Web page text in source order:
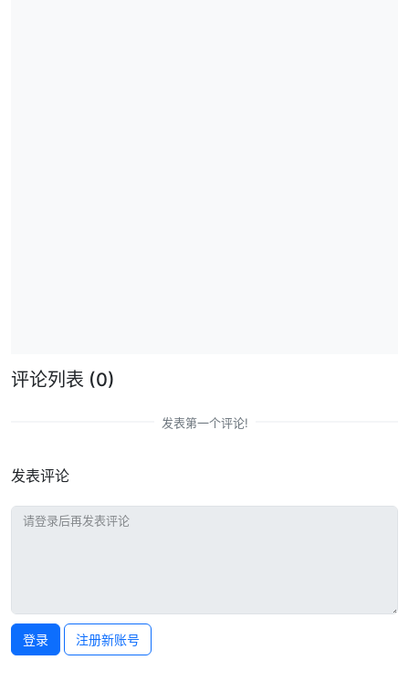
评论列表 (0)
发表第一个评论!
发表评论
登录 注册新账号